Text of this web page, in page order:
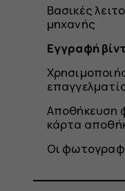
Βασικές
μηχανής
Εγγραφή
Αποθήκευση
κάρτα
Οι